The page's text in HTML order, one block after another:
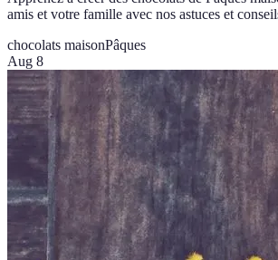
amis et votre famille avec nos astuces et
chocolats maisonPâques
Aug 8